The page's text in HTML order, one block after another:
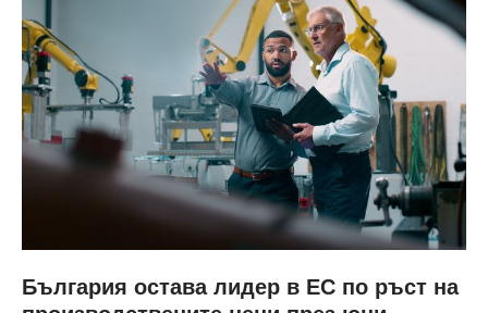
България остава лидер в ЕС по ръст на